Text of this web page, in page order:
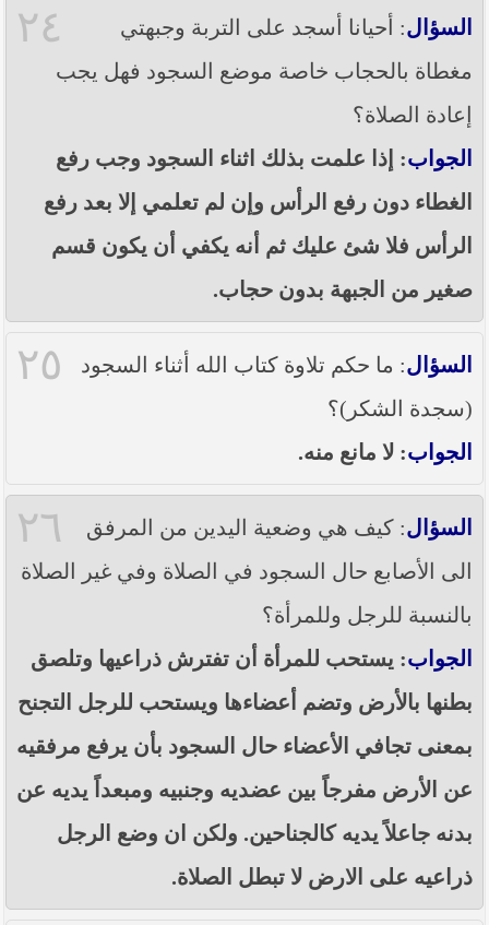
٢٤ السؤال: أحيانا أسجد على التربة وجبهتي
مغطاة بالحجاب خاصة موضع السجود فهل يجب
إعادة الصلاة؟
الجواب: إذا علمت بذلك اثناء السجود وجب رفع
الغطاء دون رفع الرأس وإن لم تعلمي إلا بعد رفع
الرأس فلا شئ عليك ثم أنه يكفي أن يكون قسم
صغير من الجبهة بدون حجاب.
٢٥ السؤال: ما حكم تلاوة كتاب الله أثناء السجود
(سجدة الشكر)؟
الجواب: لا مانع منه.
٢٦ السؤال: كيف هي وضعية اليدين من المرفق
الى الأصابع حال السجود في الصلاة وفي غير الصلاة
بالنسبة للرجل وللمرأة؟
الجواب: يستحب للمرأة أن تفترش ذراعيها وتلصق
بطنها بالأرض وتضم أعضاءها ويستحب للرجل التجنح
بمعنى تجافي الأعضاء حال السجود بأن يرفع مرفقيه
عن الأرض مفرجاً بين عضديه وجنبيه ومبعداً يديه عن
بدنه جاعلاً يديه كالجناحين. ولكن ان وضع الرجل
ذراعيه على الارض لا تبطل الصلاة.